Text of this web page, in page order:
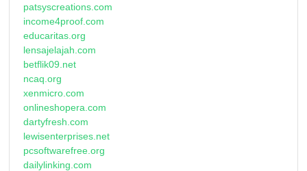
patsyscreations.com
income4proof.com
educaritas.org
lensajelajah.com
betflik09.net
ncaq.org
xenmicro.com
onlineshopera.com
dartyfresh.com
lewisenterprises.net
pcsoftwarefree.org
dailylinking.com